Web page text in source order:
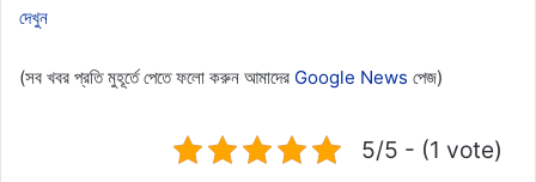
দেখুন
(সব খবর প্রতি মুহূর্তে পেতে ফলো করুন আমাদের Google News পেজ)
5/5 - (1 vote)